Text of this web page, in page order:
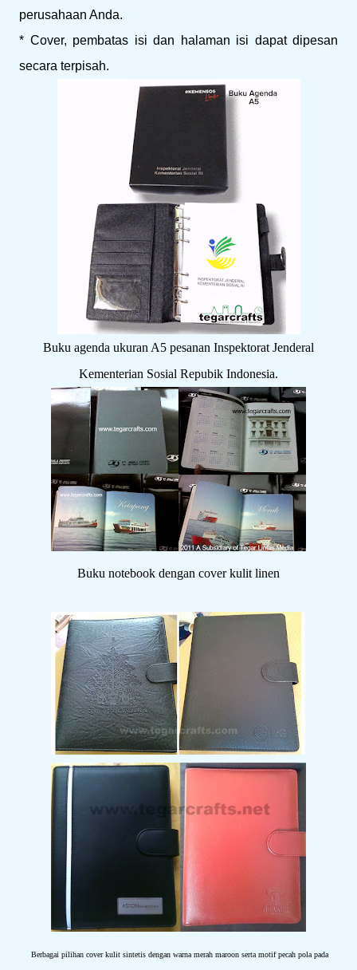
perusahaan Anda.
* Cover, pembatas isi dan halaman isi dapat dipesan
secara terpisah.
Buku agenda ukuran A5 pesanan Inspektorat Jenderal
Kementerian Sosial Repubik Indonesia.
Buku notebook dengan cover kulit linen
Berbagai pilihan cover kulit sintetis dengan warna merah maroon serta motif pecah pola pada